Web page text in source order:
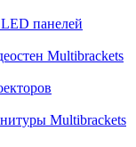
панелей
Multibrackets
Multibrackets